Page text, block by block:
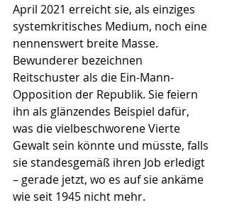
April 2021 erreicht sie, als einziges
systemkritisches Medium, noch eine
nennenswert breite Masse.
Bewunderer bezeichnen
Reitschuster als die Ein-Mann-
Opposition der Republik. Sie feiern
ihn als glänzendes Beispiel dafür,
was die vielbeschworene Vierte
Gewalt sein könnte und müsste, falls
sie standesgemäß ihren Job erledigt
– gerade jetzt, wo es auf sie ankäme
wie seit 1945 nicht mehr.